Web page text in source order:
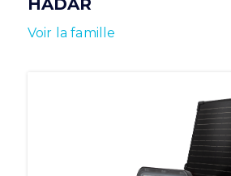
HADAR
Voir la famille